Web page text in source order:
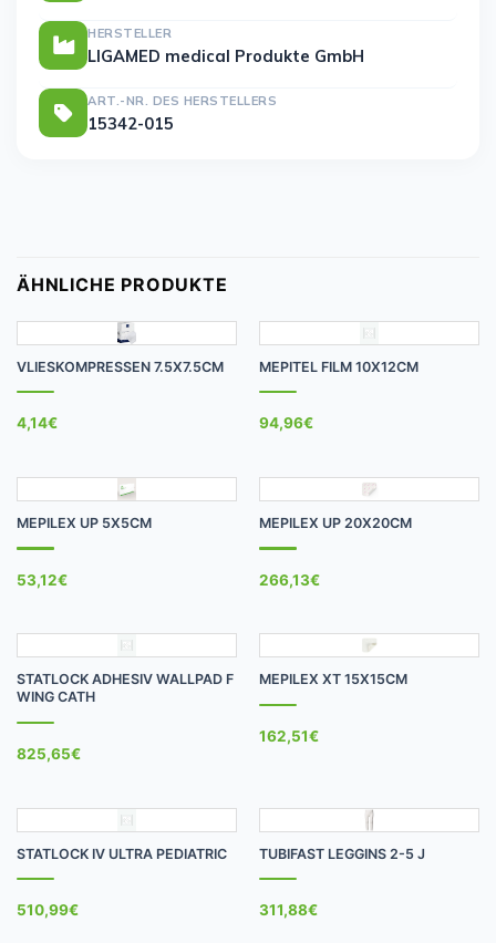
HERSTELLER
LIGAMED medical Produkte GmbH
ART.-NR. DES HERSTELLERS
15342-015
ÄHNLICHE PRODUKTE
VLIESKOMPRESSEN 7.5X7.5CM
4,14€
MEPITEL FILM 10X12CM
94,96€
MEPILEX UP 5X5CM
53,12€
MEPILEX UP 20X20CM
266,13€
STATLOCK ADHESIV WALLPAD F
WING CATH
825,65€
MEPILEX XT 15X15CM
162,51€
STATLOCK IV ULTRA PEDIATRIC
510,99€
TUBIFAST LEGGINS 2-5 J
311,88€